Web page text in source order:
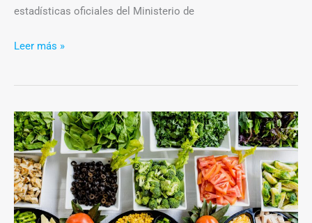
estadísticas oficiales del Ministerio de
Leer más »
El
impacto
de
la
pandemia
en